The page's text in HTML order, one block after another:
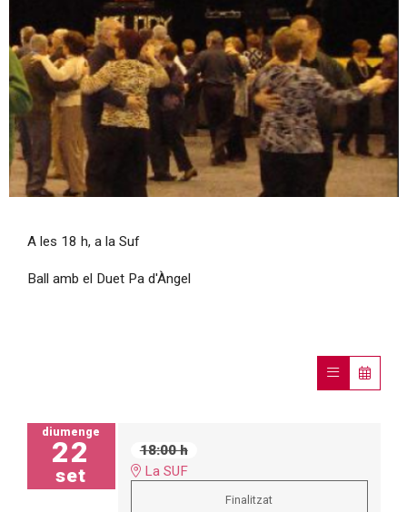
A les 18 h, a la Suf
Ball amb el Duet Pa d'Àngel
diumenge
22
set
18:00 h
La SUF
Finalitzat